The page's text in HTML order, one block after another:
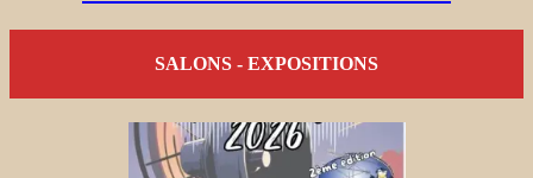
SALONS - EXPOSITIONS